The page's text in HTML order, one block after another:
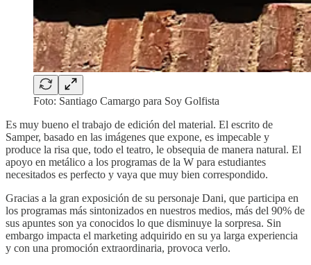
Foto: Santiago Camargo para Soy Golfista
Es muy bueno el trabajo de edición del material. El escrito de
Samper, basado en las imágenes que expone, es impecable y
produce la risa que, todo el teatro, le obsequia de manera natural. El
apoyo en metálico a los programas de la W para estudiantes
necesitados es perfecto y vaya que muy bien correspondido.
Gracias a la gran exposición de su personaje Dani, que participa en
los programas más sintonizados en nuestros medios, más del 90% de
sus apuntes son ya conocidos lo que disminuye la sorpresa. Sin
embargo impacta el marketing adquirido en su ya larga experiencia
y con una promoción extraordinaria, provoca verlo.